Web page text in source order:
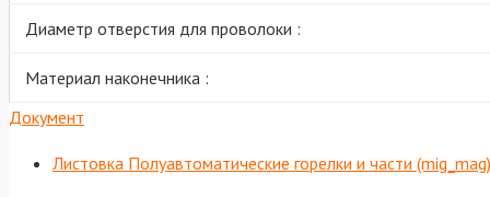
Диаметр отверстия для проволоки :
Материал наконечника :
Документ
Листовка Полуавтоматические горелки и части (mig_mag)